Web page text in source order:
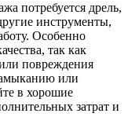
потребуется дрель,
инструменты,
Особенно
так как
повреждения
или
в хорошие
затрат и